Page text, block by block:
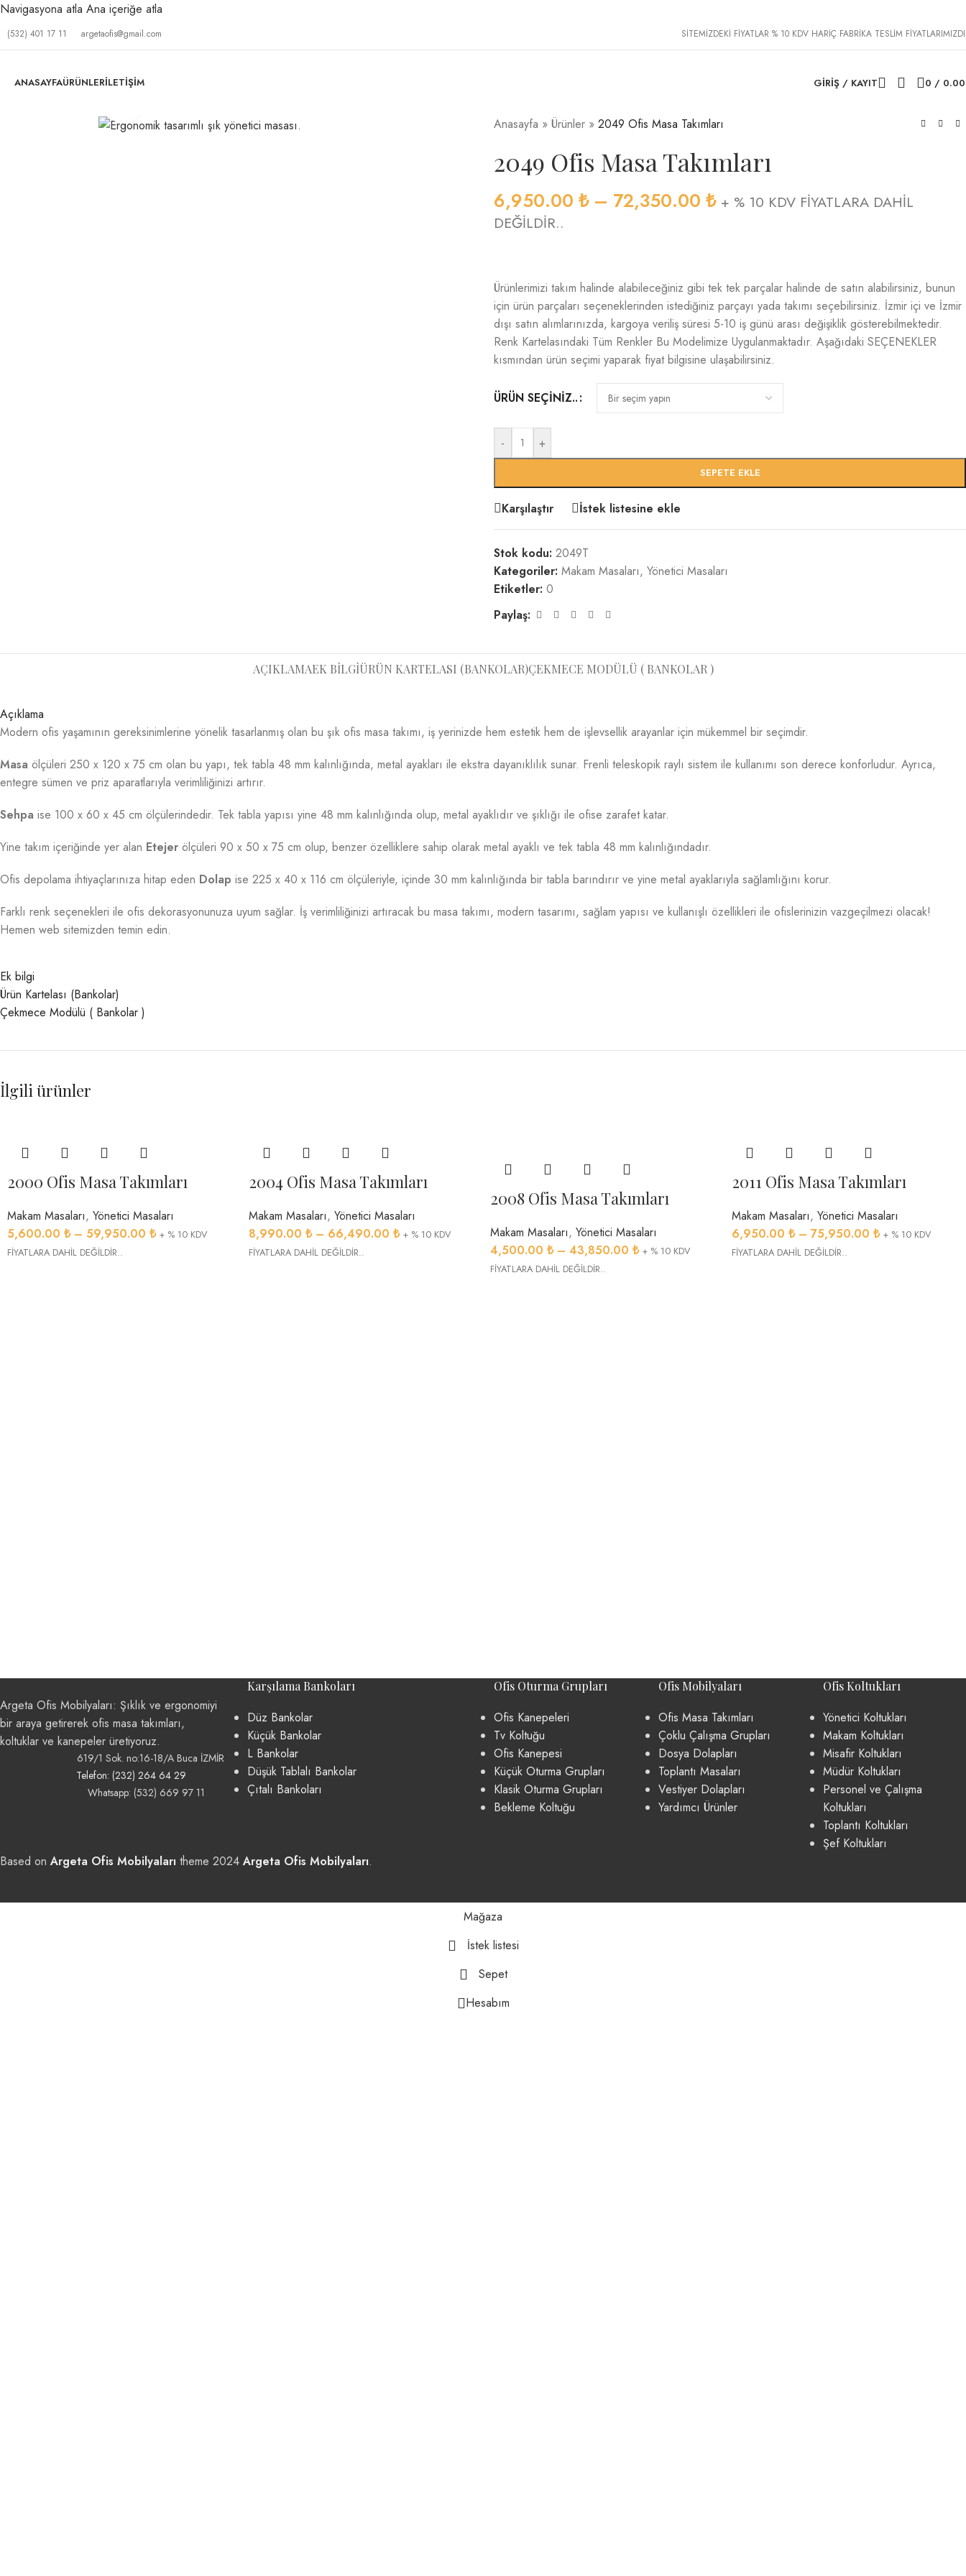
Navigasyona atla Ana içeriğe atla
(532) 401 17 11 argetaofis@gmail.com SİTEMİZDEKİ FİYATLAR % 10 KDV HARİÇ FABRİKA TESLİM
ANASAYFAÜRÜNLERİLETIŞIM GIRIŞ / KAYIT 0 /
Anasayfa » Ürünler » 2049 Ofis Masa Takımları
2049 Ofis Masa Takımları
6,950.00 ₺ – 72,350.00 ₺ + % 10 KDV FİYATLARA DAHİL
DEĞİLDİR..
Ürünlerimizi takım halinde alabileceğiniz gibi tek tek parçalar halinde de satın alabilirsiniz, bunun
için ürün parçaları seçeneklerinden istediğiniz parçayı yada takımı seçebilirsiniz. İzmir içi ve İzmir
dışı satın alımlarınızda, kargoya veriliş süresi 5-10 iş günü arası değişiklik gösterebilmektedir.
Renk Kartelasındaki Tüm Renkler Bu Modelimize Uygulanmaktadır. Aşağıdaki SEÇENEKLER
kısmından ürün seçimi yaparak fiyat bilgisine ulaşabilirsiniz.
ÜRÜN SEÇINIZ..
- +
SEPETE EKLE
Karşılaştır İstek listesine ekle
Stok kodu: 2049T
Kategoriler: Makam Masaları, Yönetici Masaları
Etiketler: 0
Paylaş:
AÇIKLAMAEK BILGIÜRÜN KARTELASI (BANKOLAR)ÇEKMECE MODÜLÜ ( BANKOLAR )
Açıklama
Modern ofis yaşamının gereksinimlerine yönelik tasarlanmış olan bu şık ofis masa takımı, iş yerinizde hem estetik hem de işlevsellik arayanlar için mükemmel bir seçimdir.
Masa ölçüleri 250 x 120 x 75 cm olan bu yapı, tek tabla 48 mm kalınlığında, metal ayakları ile ekstra dayanıklılık sunar. Frenli teleskopik raylı sistem ile kullanımı son derece konforludur. Ayrıca,
entegre sümen ve priz aparatlarıyla verimliliğinizi artırır.
Sehpa ise 100 x 60 x 45 cm ölçülerindedir. Tek tabla yapısı yine 48 mm kalınlığında olup, metal ayaklıdır ve şıklığı ile ofise zarafet katar.
Yine takım içeriğinde yer alan Etejer ölçüleri 90 x 50 x 75 cm olup, benzer özelliklere sahip olarak metal ayaklı ve tek tabla 48 mm kalınlığındadır.
Ofis depolama ihtiyaçlarınıza hitap eden Dolap ise 225 x 40 x 116 cm ölçüleriyle, içinde 30 mm kalınlığında bir tabla barındırır ve yine metal ayaklarıyla sağlamlığını korur.
Farklı renk seçenekleri ile ofis dekorasyonunuza uyum sağlar. İş verimliliğinizi artıracak bu masa takımı, modern tasarımı, sağlam yapısı ve kullanışlı özellikleri ile ofislerinizin vazgeçilmezi olacak!
Hemen web sitemizden temin edin.
Ek bilgi
Ürün Kartelası (Bankolar)
Çekmece Modülü ( Bankolar )
İlgili ürünler
2000 Ofis Masa Takımları
Makam Masaları, Yönetici Masaları
5,600.00 ₺ – 59,950.00 ₺ + % 10 KDV
FİYATLARA DAHİL DEĞİLDİR..
2004 Ofis Masa Takımları
Makam Masaları, Yönetici Masaları
8,990.00 ₺ – 66,490.00 ₺ + % 10 KDV
FİYATLARA DAHİL DEĞİLDİR..
2008 Ofis Masa Takımları
Makam Masaları, Yönetici Masaları
4,500.00 ₺ – 43,850.00 ₺ + % 10 KDV
FİYATLARA DAHİL DEĞİLDİR..
2011 Ofis Masa Takımları
Makam Masaları, Yönetici Masaları
6,950.00 ₺ – 75,950.00 ₺ + % 10 KDV
FİYATLARA DAHİL DEĞİLDİR..
Argeta Ofis Mobilyaları: Şıklık ve ergonomiyi
bir araya getirerek ofis masa takımları,
koltuklar ve kanepeler üretiyoruz.
619/1 Sok. no:16-18/A Buca İZMİR
Telefon: (232) 264 64 29
Whatsapp: (532) 669 97 11
Karşılama Bankoları
Düz Bankolar
Küçük Bankolar
L Bankolar
Düşük Tablalı Bankolar
Çıtalı Bankoları
Ofis Oturma Grupları
Ofis Kanepeleri
Tv Koltuğu
Ofis Kanepesi
Küçük Oturma Grupları
Klasik Oturma Grupları
Bekleme Koltuğu
Ofis Mobilyaları
Ofis Masa Takımları
Çoklu Çalışma Grupları
Dosya Dolapları
Toplantı Masaları
Vestiyer Dolapları
Yardımcı Ürünler
Ofis Koltukları
Yönetici Koltukları
Makam Koltukları
Misafir Koltukları
Müdür Koltukları
Personel ve Çalışma
Koltukları
Toplantı Koltukları
Şef Koltukları
Based onArgeta Ofis Mobilyaları theme 2024Argeta Ofis Mobilyaları.
Mağaza
İstek listesi
Sepet
Hesabım